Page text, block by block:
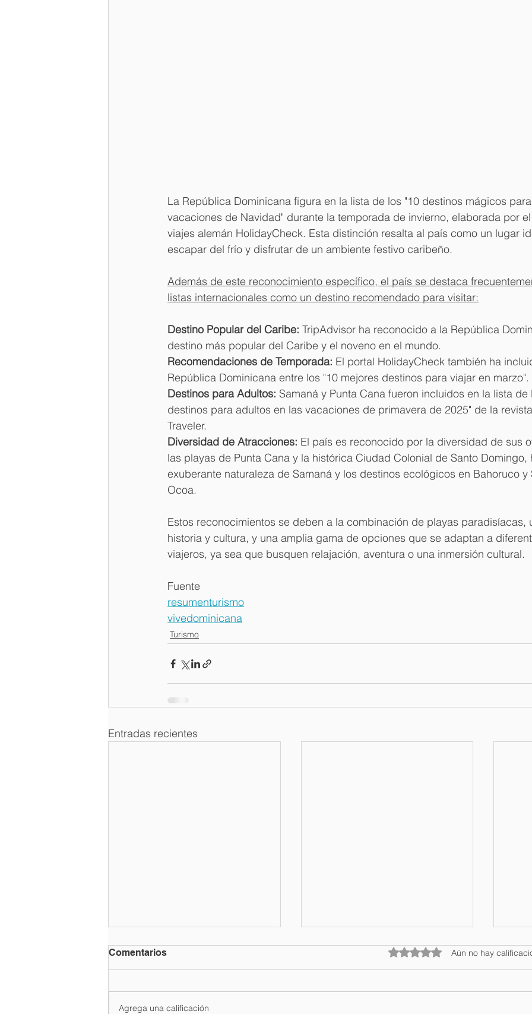
La República Dominicana figura en la lista de los "10 destinos mágicos
vacaciones de Navidad" durante la temporada de invierno, elaborada por
viajes alemán HolidayCheck. Esta distinción resalta al país como un lugar
escapar del frío y disfrutar de un ambiente festivo caribeño.
Además de este reconocimiento específico, el país se destaca
listas internacionales como un destino recomendado para visitar:
Destino Popular del Caribe: TripAdvisor ha reconocido a la República
destino más popular del Caribe y el noveno en el mundo.
Recomendaciones de Temporada: El portal HolidayCheck también ha
República Dominicana entre los "10 mejores destinos para viajar en marzo".
Destinos para Adultos: Samaná y Punta Cana fueron incluidos en la lista
destinos para adultos en las vacaciones de primavera de 2025" de la
Traveler.
Diversidad de Atracciones: El país es reconocido por la diversidad de sus
las playas de Punta Cana y la histórica Ciudad Colonial de Santo
exuberante naturaleza de Samaná y los destinos ecológicos en Bahoruco
Ocoa.
Estos reconocimientos se deben a la combinación de playas paradisíacas,
historia y cultura, y una amplia gama de opciones que se adaptan a
viajeros, ya sea que busquen relajación, aventura o una inmersión cultural.
Fuente
resumenturismo
vivedominicana
Turismo
Entradas recientes
Comentarios Obtuvo 0 de 5 estrellas.
Aún no hay
Agrega una calificación